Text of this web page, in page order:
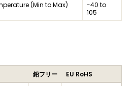
(Min to Max)
-40 to
105
鉛フリー
EU RoHS